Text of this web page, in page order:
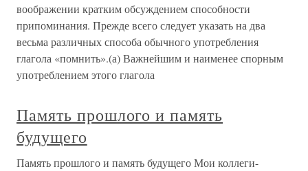
воображении кратким обсуждением способности
припоминания. Прежде всего следует указать на два
весьма различных способа обычного употребления
глагола «помнить».(а) Важнейшим и наименее спорным
употреблением этого глагола
Память прошлого и память
будущего
Память прошлого и память будущего Мои коллеги-